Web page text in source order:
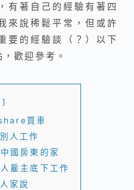
有著自己的經驗有著四
來說稀鬆平常，但或許
要的經驗談（？）以下
歡迎參考。
買車
人工作
國房東的家
雇主底下工作
家說